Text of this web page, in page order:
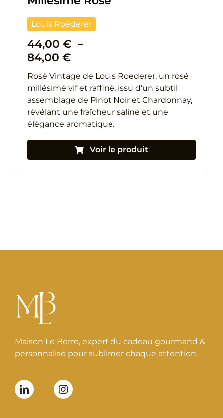
Louis Roederer
44,00 € –
84,00 €Plage
prix :
44,00 €
à
84,00 €
Rosé Vintage de Louis Roederer, un rosé
millésimé vif et raffiné, issu d’un subtil
assemblage de Pinot Noir et Chardonnay,
révélant une fraîcheur saline et une
élégance aromatique.
Voir le produit
Maison Le Berre, expert du cadeau gourmand &
personnalisé pour sublimer chaque attention.